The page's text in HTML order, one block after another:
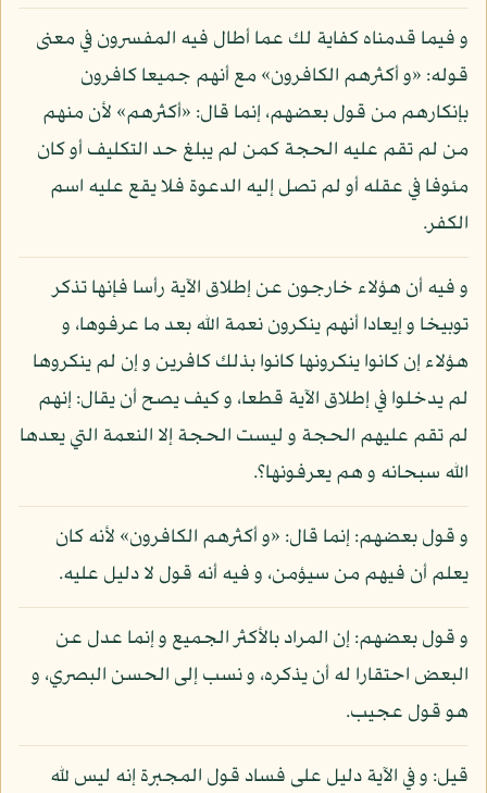
و فيما قدمناه كفاية لك عما أطال فيه المفسرون في معنى
قوله: «و أكثرهم الكافرون» مع أنهم جميعا كافرون
بإنكارهم من قول بعضهم، إنما قال: «أكثرهم» لأن منهم
من لم تقم عليه الحجة كمن لم يبلغ حد التكليف أو كان
مئوفا في عقله أو لم تصل إليه الدعوة فلا يقع عليه اسم
الكفر.
و فيه أن هؤلاء خارجون عن إطلاق الآية رأسا فإنها تذكر
توبيخا و إيعادا أنهم ينكرون نعمة الله بعد ما عرفوها، و
هؤلاء إن كانوا ينكرونها كانوا بذلك كافرين و إن لم ينكروها
لم يدخلوا في إطلاق الآية قطعا، و كيف يصح أن يقال: إنهم
لم تقم عليهم الحجة و ليست الحجة إلا النعمة التي يعدها
الله سبحانه و هم يعرفونها؟.
و قول بعضهم: إنما قال: «و أكثرهم الكافرون» لأنه كان
يعلم أن فيهم من سيؤمن، و فيه أنه قول لا دليل عليه.
و قول بعضهم: إن المراد بالأكثر الجميع و إنما عدل عن
البعض احتقارا له أن يذكره، و نسب إلى الحسن البصري، و
هو قول عجيب.
قيل: و في الآية دليل على فساد قول المجبرة إنه ليس لله